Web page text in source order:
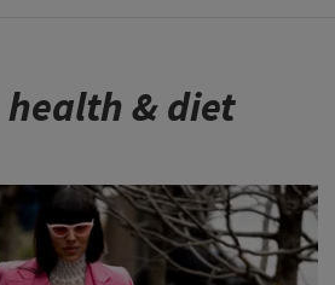
health & diet